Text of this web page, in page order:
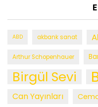
ABD akbank sanat
Arthur Schopenhauer
Birgül Sevi
Can Yayınları